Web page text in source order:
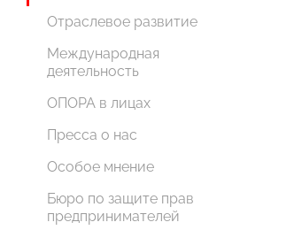
Отраслевое развитие
Международная
деятельность
ОПОРА в лицах
Пресса о нас
Особое мнение
Бюро по защите прав
предпринимателей